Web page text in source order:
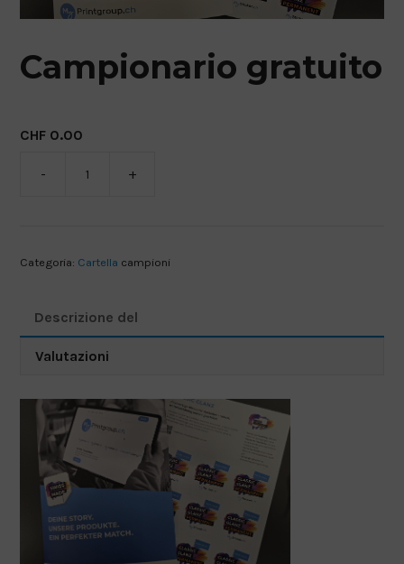
ADESIVI PER PAVIMENTI A LUNGO TERMINE
Campionario gratuito
CHF 0.00
- +
Categoria: Cartella campioni
Descrizione del
Valutazioni